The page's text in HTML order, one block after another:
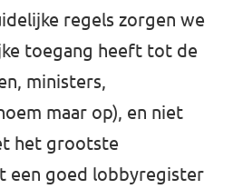
regels zorgen we
toegang heeft tot de
ministers,
maar op), en niet
het grootste
een goed lobbyregister